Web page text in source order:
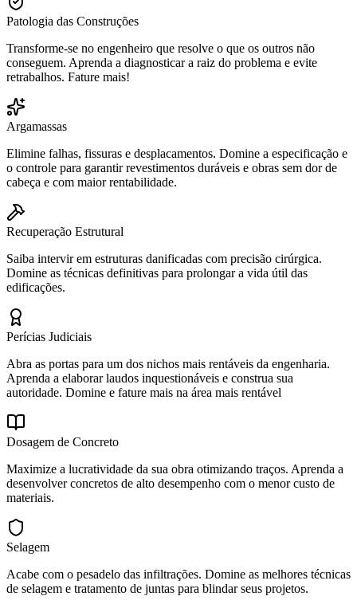
Patologia das Construções
Transforme-se no engenheiro que resolve o que os outros não
conseguem. Aprenda a diagnosticar a raiz do problema e evite
retrabalhos. Fature mais!
Argamassas
Elimine falhas, fissuras e desplacamentos. Domine a especificação e
o controle para garantir revestimentos duráveis e obras sem dor de
cabeça e com maior rentabilidade.
Recuperação Estrutural
Saiba intervir em estruturas danificadas com precisão cirúrgica.
Domine as técnicas definitivas para prolongar a vida útil das
edificações.
Perícias Judiciais
Abra as portas para um dos nichos mais rentáveis da engenharia.
Aprenda a elaborar laudos inquestionáveis e construa sua
autoridade. Domine e fature mais na área mais rentável
Dosagem de Concreto
Maximize a lucratividade da sua obra otimizando traços. Aprenda a
desenvolver concretos de alto desempenho com o menor custo de
materiais.
Selagem
Acabe com o pesadelo das infiltrações. Domine as melhores técnicas
de selagem e tratamento de juntas para blindar seus projetos.